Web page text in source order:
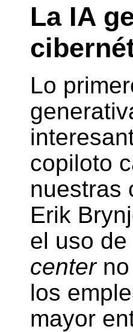
La IA
Lo
copiloto
nuestras
Erik
el uso
centerno
los
mayor